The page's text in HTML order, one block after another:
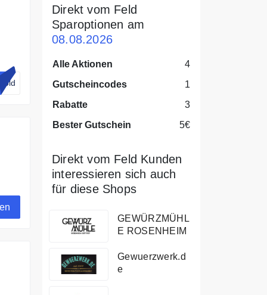
gold
Direkt vom Feld
Sparoptionen am
08.08.2026
Alle Aktionen
4
Gutscheincodes
1
Rabatte
3
Bester Gutschein
5€
Direkt vom Feld Kunden
interessieren sich auch
für diese Shops
GEWÜRZMÜHL
E ROSENHEIM
Gewuerzwerk.d
e